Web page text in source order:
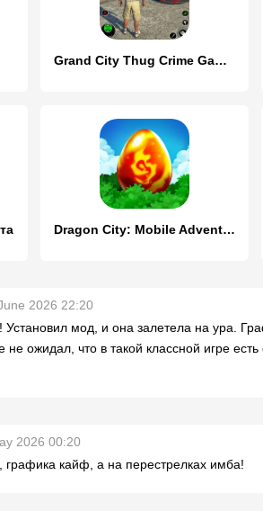
Grand City Thug Crime Games
Dragon City: Mobile Adventure
2026 22:20
Установил мод, и она залетела на ура.
ожидал, что в такой классной игре
2026 00:20
графика кайф, а на перестрелках имба!